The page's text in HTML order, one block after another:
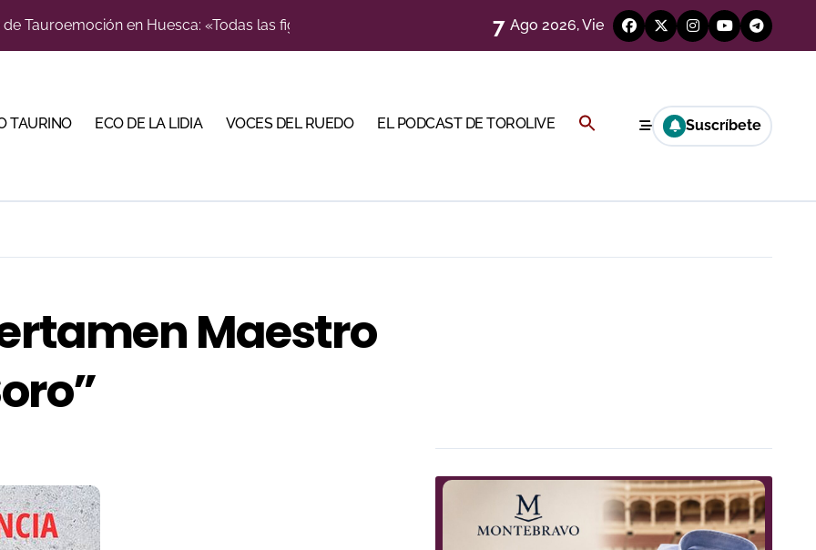
el cuadro de honor de las Colombinas 2026
gastronomía y talento de la tierra en La Malagueta
7 Ago 2026, Vie
TAURINO ECO DE LA LIDIA VOCES DEL RUEDO EL PODCAST DE TOROLIVE Buscar: Suscríbete
Maestro